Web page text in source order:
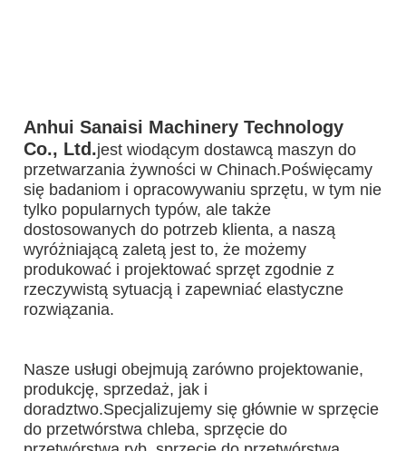
Anhui Sanaisi Machinery Technology
Co., Ltd.jest wiodącym dostawcą maszyn do
przetwarzania żywności w Chinach.Poświęcamy
się badaniom i opracowywaniu sprzętu, w tym nie
tylko popularnych typów, ale także
dostosowanych do potrzeb klienta, a naszą
wyróżniającą zaletą jest to, że możemy
produkować i projektować sprzęt zgodnie z
rzeczywistą sytuacją i zapewniać elastyczne
rozwiązania.
Nasze usługi obejmują zarówno projektowanie,
produkcję, sprzedaż, jak i
doradztwo.Specjalizujemy się głównie w sprzęcie
do przetwórstwa chleba, sprzęcie do